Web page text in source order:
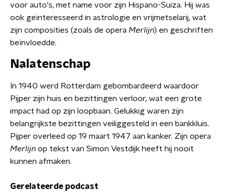
voor auto's, met name voor zijn Hispano-Suiza. Hij was
ook geïnteresseerd in astrologie en vrijmetselarij, wat
zijn composities (zoals de opera Merlijn) en geschriften
beïnvloedde.
Nalatenschap
In 1940 werd Rotterdam gebombardeerd waardoor
Pijper zijn huis en bezittingen verloor, wat een grote
impact had op zijn loopbaan. Gelukkig waren zijn
belangrijkste bezittingen veiliggesteld in een bankkluis.
Pijper overleed op 19 maart 1947 aan kanker. Zijn opera
Merlijn op tekst van Simon Vestdijk heeft hij nooit
kunnen afmaken.
Gerelateerde podcast